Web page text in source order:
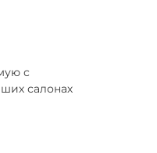
с
салонах